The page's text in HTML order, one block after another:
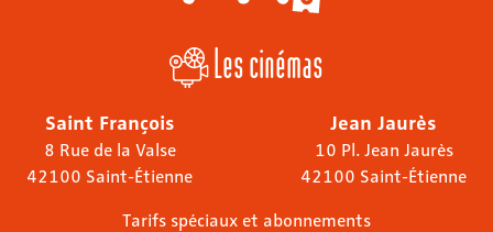
Les cinémas
Saint François
8 Rue de la Valse
42100 Saint-Étienne
Jean Jaurès
10 Pl. Jean Jaurès
42100 Saint-Étienne
Tarifs spéciaux et abonnements